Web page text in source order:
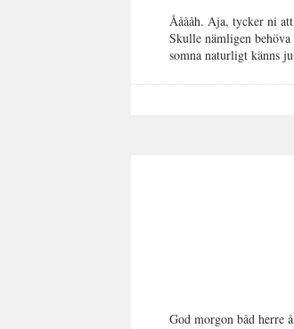
Ååååh. Aja, tycker ni
Skulle nämligen
somna naturligt känns
God morgon båd herre